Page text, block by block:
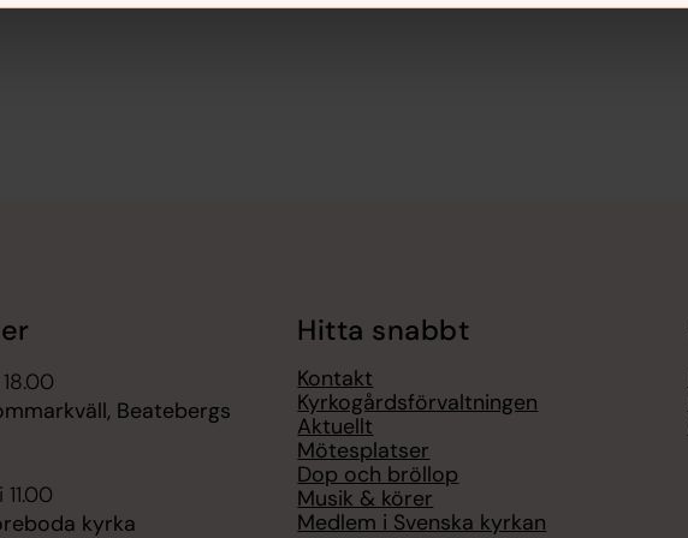
Beatebergs
kyrka
Hitta snabbt
Kontakt
Kyrkogårdsförvaltningen
Aktuellt
Mötesplatser
Dop och bröllop
Musik & körer
Medlem i Svenska kyrkan